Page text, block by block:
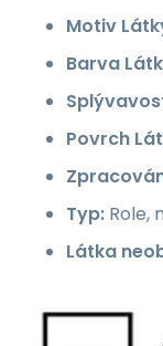
Motiv
Barva
Povrch
Typ: Role,
Látka